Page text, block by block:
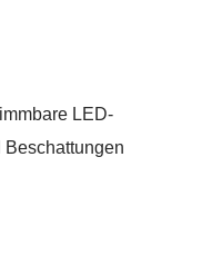
LED-
Beschattungen